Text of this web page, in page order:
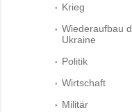
Krieg
Wiederaufbau
Ukraine
Politik
Wirtschaft
Militär